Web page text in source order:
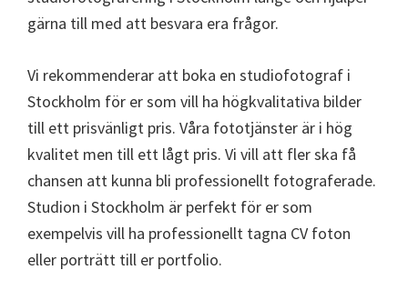
gärna till med att besvara era frågor.
Vi rekommenderar att boka en studiofotograf i
Stockholm för er som vill ha högkvalitativa bilder
till ett prisvänligt pris. Våra fototjänster är i hög
kvalitet men till ett lågt pris. Vi vill att fler ska få
chansen att kunna bli professionellt fotograferade.
Studion i Stockholm är perfekt för er som
exempelvis vill ha professionellt tagna CV foton
eller porträtt till er portfolio.